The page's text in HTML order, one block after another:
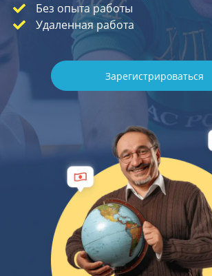
Без опыта работы
Удаленная работа
Зарегистрироваться